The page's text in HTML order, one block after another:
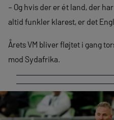
– Og hvis der er ét land, der
altid funkler klarest, er det
Årets VM bliver fløjtet i gang
mod Sydafrika.